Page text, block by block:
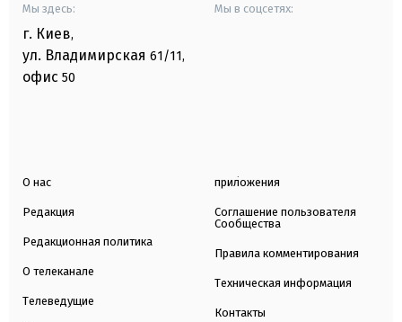
Мы здесь:
г. Киев,
ул. Владимирская 61/11,
офис 50
Мы в соцсетях:
О нас
Редакция
Редакционная политика
О телеканале
Телеведущие
приложения
Соглашение пользователя
Сообщества
Правила комментирования
Техническая информация
Контакты